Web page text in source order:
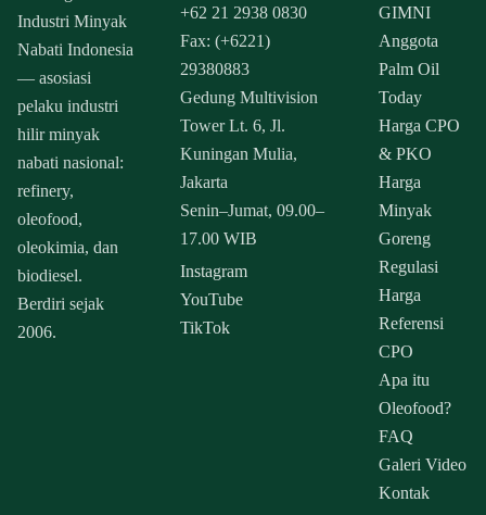
Industri Minyak
Nabati Indonesia
— asosiasi
pelaku industri
hilir minyak
nabati nasional:
refinery,
oleofood,
oleokimia, dan
biodiesel.
Berdiri sejak
2006.
+62 21 2938 0830
Fax: (+6221)
29380883
Gedung Multivision
Tower Lt. 6, Jl.
Kuningan Mulia,
Jakarta
Senin–Jumat, 09.00–
17.00 WIB
Instagram
YouTube
TikTok
GIMNI
Anggota
Palm Oil
Today
Harga CPO
& PKO
Harga
Minyak
Goreng
Regulasi
Harga
Referensi
CPO
Apa itu
Oleofood?
FAQ
Galeri Video
Kontak